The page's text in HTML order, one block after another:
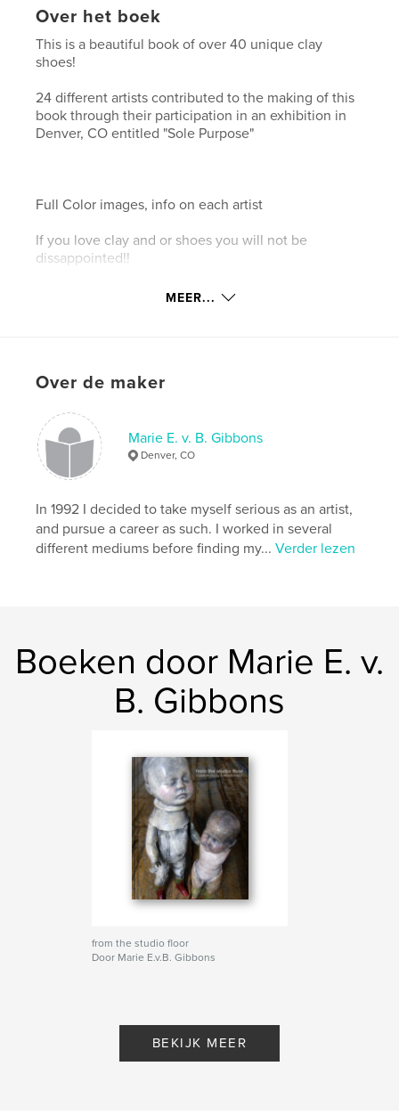
Over het boek
This is a beautiful book of over 40 unique clay
shoes!
24 different artists contributed to the making of this
book through their participation in an exhibition in
Denver, CO entitled "Sole Purpose"
Full Color images, info on each artist
If you love clay and or shoes you will not be
dissappointed!!
Projectoptie:Standaard liggend, 25×20 cm
Datum publiceren:nov 28, 2008
Trefwoorden
post fired finishes
sculpture , fashion , glazes
MEER...
Over de maker
Marie E. v. B. Gibbons
Denver, CO
In 1992 I decided to take myself serious as an artist,
and pursue a career as such. I worked in several
different mediums before finding my...Verder lezen
Boeken door Marie E. v.
B. Gibbons
from the studio floor
Door Marie E.v.B. Gibbons
BEKIJK MEER